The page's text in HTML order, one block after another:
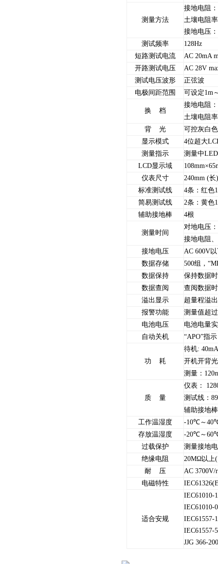
测量方法
接地电阻
土壤电阻
接地电压
测试频率
128Hz
短路测试电流
AC 20mA
开路测试电压
AC 28V
测试电压波形
正弦波
电极间距范围
可设定1m
换 档
接地电阻
土壤电阻
背 光
可控灰白
显示模式
4位超大
测量指示
测量中
LCD显示域
仪表尺寸
240mm (
标准测试线
4条：红色
简易测试线
2条：黄色
辅助接地棒
4根
测量时间
对地电压
接地电阻
接地电压
AC 600V
数据存储
500组，
数据保持
保持数据
数据查阅
查阅数据
溢出显示
超量程溢
报警功能
测量值超
电池电压
电池电量
自动关机
“APO”指
功 耗
待机:
开机开背
测量：
质 量
仪表：
测试线：
辅助接地
工作温湿度
-10℃～
存放温湿度
-20℃～
过载保护
测量接地
绝缘电阻
20MΩ以上
耐 压
AC 3700V/
电磁特性
适合安规
IEC61010-
IEC61010-
IEC61557-
IEC61557-
JJG 366-